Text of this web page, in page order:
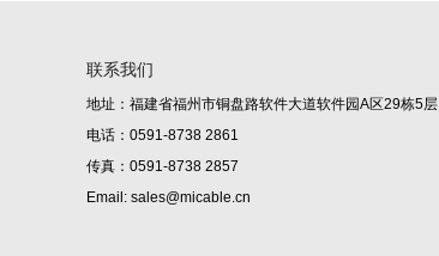
联系我们
地址：福建省福州市铜盘路软件大道软件园A区29栋5层
电话：0591-8738 2861
传真：0591-8738 2857
Email: sales@micable.cn